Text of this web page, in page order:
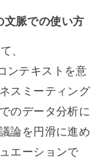
文脈での使い方
、
ンテキストを意
スミーティング
のデータ分析に
論を円滑に進め
エーションで